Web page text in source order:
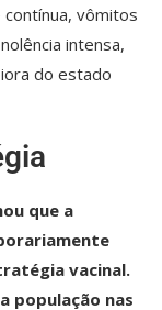
vômitos
intensa,
do estado
que a
vacinal.
população nas